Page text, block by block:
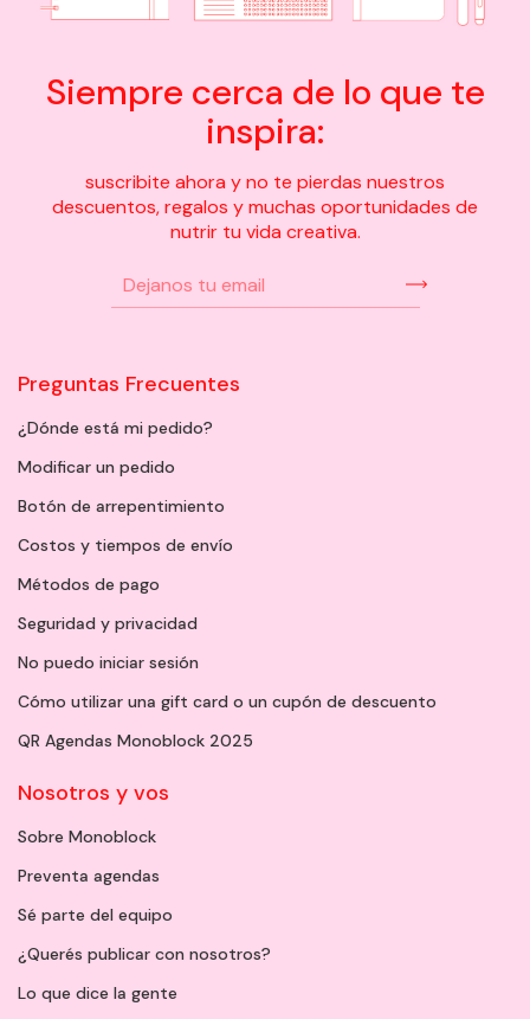
Siempre cerca de lo que te
inspira:
suscribite ahora y no te pierdas nuestros
descuentos, regalos y muchas oportunidades de
nutrir tu vida creativa.
Preguntas Frecuentes
¿Dónde está mi pedido?
Modificar un pedido
Botón de arrepentimiento
Costos y tiempos de envío
Métodos de pago
Seguridad y privacidad
No puedo iniciar sesión
Cómo utilizar una gift card o un cupón de descuento
QR Agendas Monoblock 2025
Nosotros y vos
Sobre Monoblock
Preventa agendas
Sé parte del equipo
¿Querés publicar con nosotros?
Lo que dice la gente